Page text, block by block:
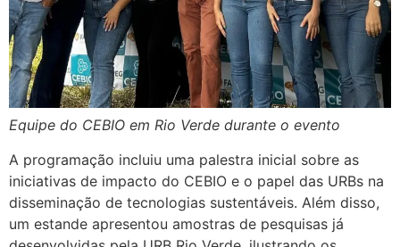
Equipe do CEBIO em Rio Verde durante o evento
A programação incluiu uma palestra inicial sobre as
iniciativas de impacto do CEBIO e o papel das URBs na
disseminação de tecnologias sustentáveis. Além disso,
um estande apresentou amostras de pesquisas já